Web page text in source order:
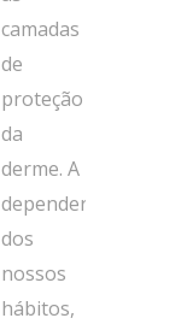
camadas
de
proteção
da
derme. A
depender
dos
nossos
hábitos,